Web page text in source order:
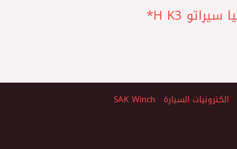
الكترونيات السيارة SAK Winch